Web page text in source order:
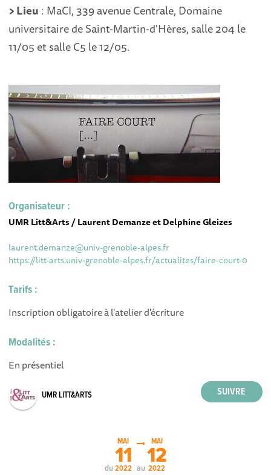
> Lieu : MaCI, 339 avenue Centrale, Domaine
universitaire de Saint-Martin-d'Hères, salle 204 le
11/05 et salle C5 le 12/05.
Organisateur :
UMR Litt&Arts / Laurent Demanze et Delphine Gleizes
laurent.demanze@univ-grenoble-alpes.fr
https://litt-arts.univ-grenoble-alpes.fr/actualites/faire-court-0
Tarifs :
Inscription obligatoire à l'atelier d'écriture
Modalités :
En présentiel
UMR LITT&ARTS
du
MAI
11
2022 au
MAI
12
2022